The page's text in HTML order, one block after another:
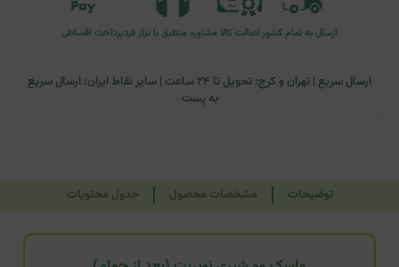
ارسال به تمام کشوراصالت کالا مشاوره منطبق با نیاز فردپرداخت اقساطی
ارسال سریع | تهران و کرج: تحویل تا ۲۴ ساعت | سایر نقاط ایران: ارسال سریع
به پست
توضیحات مشخصات محصول جدول محتویات